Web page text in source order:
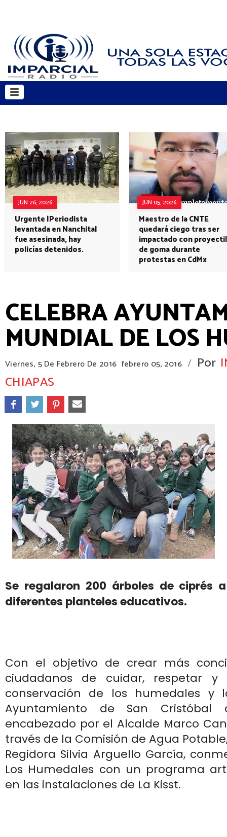
JUN 26, 2026
Urgente |Periodista
levantada en Nanchital
fue asesinada, hay
policías detenidos.
JUN 05, 2026
Maestro de la CNTE
quedará ciego tras ser
impactado con proyectil
de goma durante
protestas en CdMx
CELEBRA
MUNDIAL DE LOS
Viernes, 5 De Febrero De 2016 febrero 05, 2016 / Por
CHIAPAS
Se regalaron 200 árboles de ciprés
diferentes planteles educativos.
Con el objetivo de crear más
ciudadanos de cuidar, respetar
conservación de los humedales y
Ayuntamiento de San Cristóbal
encabezado por el Alcalde Marco
través de la Comisión de Agua
Regidora Silvia Arguello García,
Los Humedales con un programa
en las instalaciones de La Kisst.